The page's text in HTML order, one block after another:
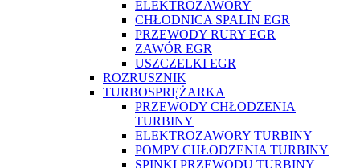
ELEKTROZAWORY
CHŁODNICA SPALIN EGR
PRZEWODY RURY EGR
ZAWÓR EGR
USZCZELKI EGR
ROZRUSZNIK
TURBOSPRĘŻARKA
PRZEWODY CHŁODZENIA
TURBINY
ELEKTROZAWORY TURBINY
POMPY CHŁODZENIA TURBINY
SPINKI PRZEWODU TURBINY